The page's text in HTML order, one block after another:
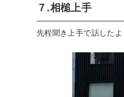
７.相槌上手
先程聞き上手で話した